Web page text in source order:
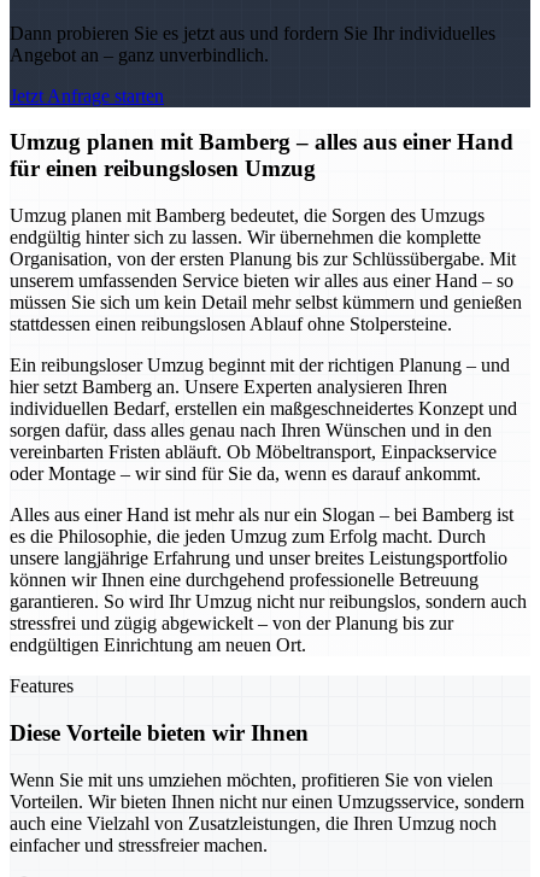
Dann probieren Sie es jetzt aus und fordern Sie Ihr individuelles
Angebot an – ganz unverbindlich.
Jetzt Anfrage starten
Umzug planen mit Bamberg – alles aus einer Hand
für einen reibungslosen Umzug
Umzug planen mit Bamberg bedeutet, die Sorgen des Umzugs
endgültig hinter sich zu lassen. Wir übernehmen die komplette
Organisation, von der ersten Planung bis zur Schlüssübergabe. Mit
unserem umfassenden Service bieten wir alles aus einer Hand – so
müssen Sie sich um kein Detail mehr selbst kümmern und genießen
stattdessen einen reibungslosen Ablauf ohne Stolpersteine.
Ein reibungsloser Umzug beginnt mit der richtigen Planung – und
hier setzt Bamberg an. Unsere Experten analysieren Ihren
individuellen Bedarf, erstellen ein maßgeschneidertes Konzept und
sorgen dafür, dass alles genau nach Ihren Wünschen und in den
vereinbarten Fristen abläuft. Ob Möbeltransport, Einpackservice
oder Montage – wir sind für Sie da, wenn es darauf ankommt.
Alles aus einer Hand ist mehr als nur ein Slogan – bei Bamberg ist
es die Philosophie, die jeden Umzug zum Erfolg macht. Durch
unsere langjährige Erfahrung und unser breites Leistungsportfolio
können wir Ihnen eine durchgehend professionelle Betreuung
garantieren. So wird Ihr Umzug nicht nur reibungslos, sondern auch
stressfrei und zügig abgewickelt – von der Planung bis zur
endgültigen Einrichtung am neuen Ort.
Features
Diese Vorteile bieten wir Ihnen
Wenn Sie mit uns umziehen möchten, profitieren Sie von vielen
Vorteilen. Wir bieten Ihnen nicht nur einen Umzugsservice, sondern
auch eine Vielzahl von Zusatzleistungen, die Ihren Umzug noch
einfacher und stressfreier machen.